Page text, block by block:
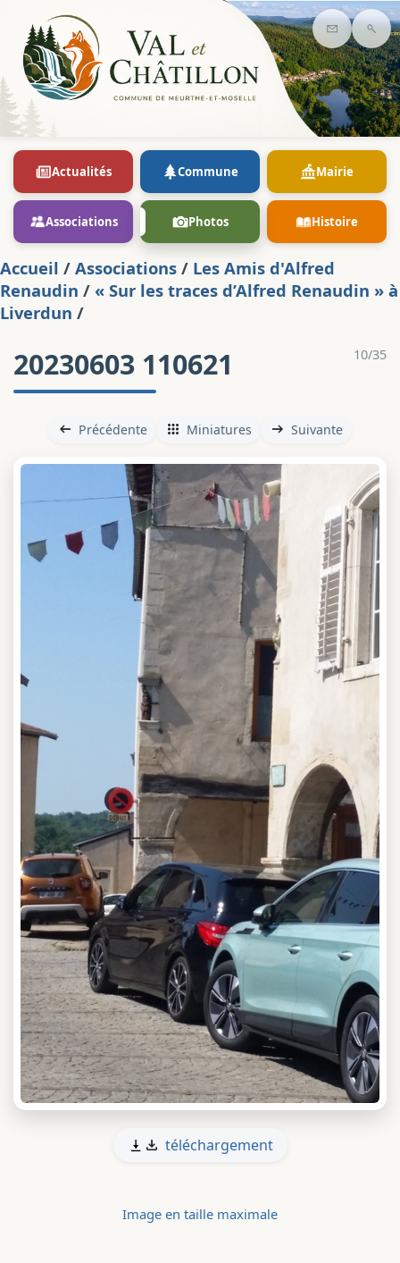
Contact
Actualités Commune Mairie
Associations Photos Histoire
Accueil / Associations / Les Amis d'Alfred
Renaudin / « Sur les traces d’Alfred Renaudin » à
Liverdun /
10/35
20230603 110621
Précédente Miniatures Suivante
téléchargement
Image en taille maximale